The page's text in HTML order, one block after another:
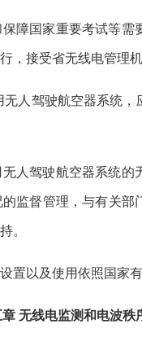
障国家重要考试等
，接受省无线电管理
人驾驶航空器系统
人驾驶航空器系统
监督管理，与有关
。
置以及使用依照国家
无线电监测和电波秩